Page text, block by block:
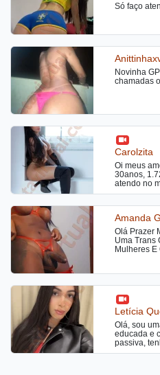
Só faço
Novinha
chamadas
Carolzita
Oi meus
30anos,
atendo no
total discrição ou aonde preferir hotel
de prazer.
você
fitness,
dote de
safada com
gostoso
você. Sou uma ativa dominante e passiva
fogosa,
adorar
uma boa
festinhas
preciso que
Amanda
Olá Prazer
Uma Trans
Mulheres E Casais Experiente Em Iniciantes E
Letícia
Olá, sou
educada e
passiva,
Putaria